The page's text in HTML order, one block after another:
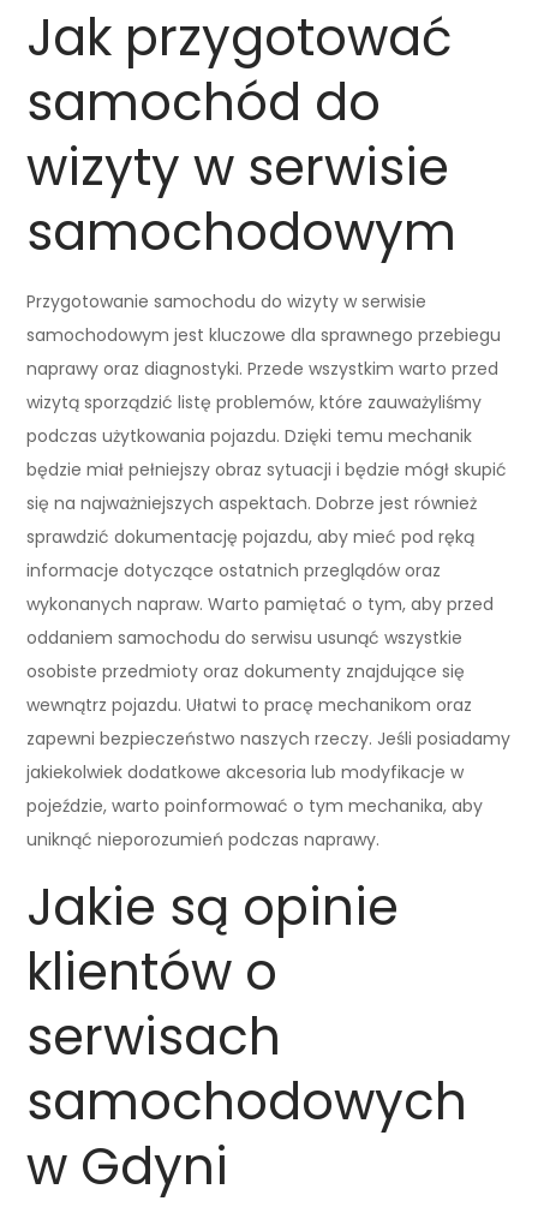
Jak przygotować
samochód do
wizyty w serwisie
samochodowym
Przygotowanie samochodu do wizyty w serwisie
samochodowym jest kluczowe dla sprawnego przebiegu
naprawy oraz diagnostyki. Przede wszystkim warto przed
wizytą sporządzić listę problemów, które zauważyliśmy
podczas użytkowania pojazdu. Dzięki temu mechanik
będzie miał pełniejszy obraz sytuacji i będzie mógł skupić
się na najważniejszych aspektach. Dobrze jest również
sprawdzić dokumentację pojazdu, aby mieć pod ręką
informacje dotyczące ostatnich przeglądów oraz
wykonanych napraw. Warto pamiętać o tym, aby przed
oddaniem samochodu do serwisu usunąć wszystkie
osobiste przedmioty oraz dokumenty znajdujące się
wewnątrz pojazdu. Ułatwi to pracę mechanikom oraz
zapewni bezpieczeństwo naszych rzeczy. Jeśli posiadamy
jakiekolwiek dodatkowe akcesoria lub modyfikacje w
pojeździe, warto poinformować o tym mechanika, aby
uniknąć nieporozumień podczas naprawy.
Jakie są opinie
klientów o
serwisach
samochodowych
w Gdyni